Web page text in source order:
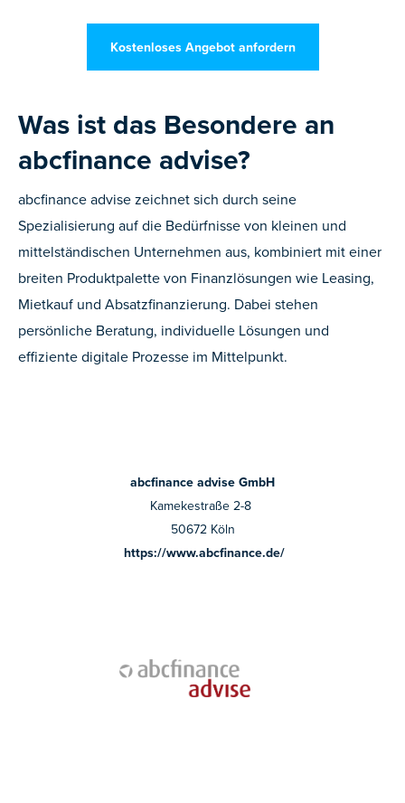
Kostenloses Angebot anfordern
Was ist das Besondere an
abcfinance advise?
abcfinance advise zeichnet sich durch seine
Spezialisierung auf die Bedürfnisse von kleinen und
mittelständischen Unternehmen aus, kombiniert mit einer
breiten Produktpalette von Finanzlösungen wie Leasing,
Mietkauf und Absatzfinanzierung. Dabei stehen
persönliche Beratung, individuelle Lösungen und
effiziente digitale Prozesse im Mittelpunkt.
abcfinance advise GmbH
Kamekestraße 2-8
50672 Köln
https://www.abcfinance.de/